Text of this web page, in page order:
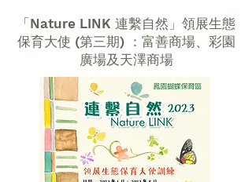
「Nature LINK 連繫自然」領展生態
保育大使 (第三期) ：富善商場、彩園
廣場及天澤商場